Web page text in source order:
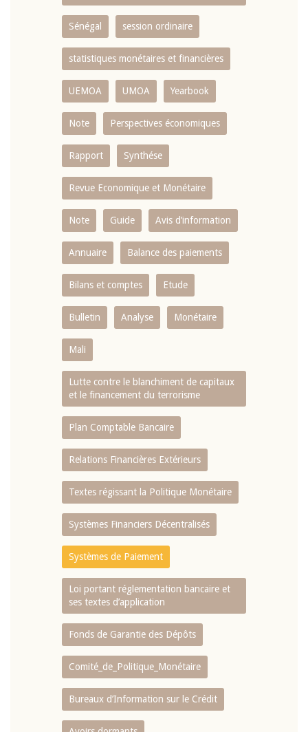
Sénégal session ordinaire
statistiques monétaires et financières
UEMOA UMOA Yearbook
Note Perspectives économiques
Rapport Synthése
Revue Economique et Monétaire
Note Guide Avis d’information
Annuaire Balance des paiements
Bilans et comptes Etude
Bulletin Analyse Monétaire
Mali
Lutte contre le blanchiment de capitaux
et le financement du terrorisme
Plan Comptable Bancaire
Relations Financières Extérieurs
Textes régissant la Politique Monétaire
Systèmes Financiers Décentralisés
Systèmes de Paiement
Loi portant réglementation bancaire et
ses textes d’application
Fonds de Garantie des Dépôts
Comité_de_Politique_Monétaire
Bureaux d’Information sur le Crédit